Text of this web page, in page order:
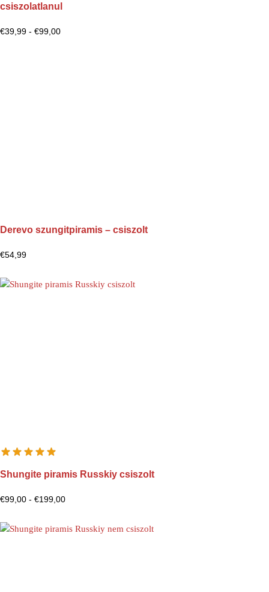
csiszolatlanul
€39,99 - €99,00
Derevo szungitpiramis – csiszolt
€54,99
Shungite piramis Russkiy csiszolt
€99,00 - €199,00